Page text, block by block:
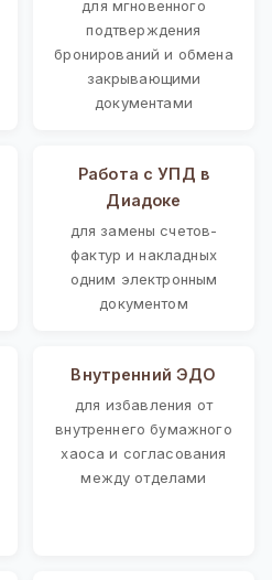
для мгновенного
подтверждения
бронирований и обмена
закрывающими
документами
Работа с УПД в
Диадоке
для замены счетов-
фактур и накладных
одним электронным
документом
Внутренний ЭДО
для избавления от
внутреннего бумажного
хаоса и согласования
между отделами